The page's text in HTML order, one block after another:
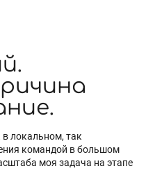
локальном, так
командой в большом
моя задача на этапе